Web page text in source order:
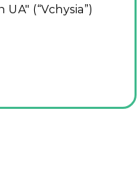
(“Vchysia”)